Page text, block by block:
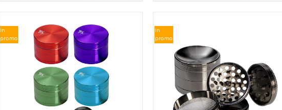
In
promo
In
promo